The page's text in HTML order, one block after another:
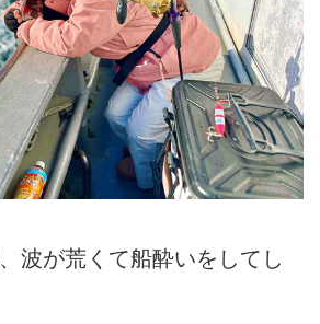
波が荒くて船酔いをしてし